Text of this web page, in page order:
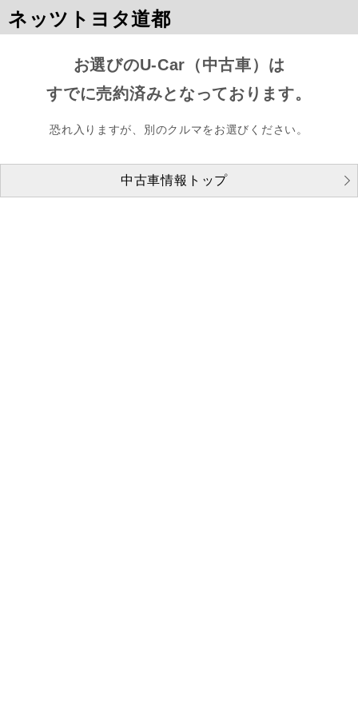
ネッツトヨタ道都
お選びのU-Car（中古車）は
すでに売約済みとなっております。
恐れ入りますが、別のクルマをお選びください。
中古車情報トップ